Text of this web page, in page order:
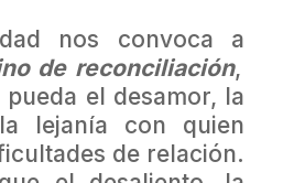
nos convoca a
de reconciliación,
el desamor, la
lejanía con quien
de relación.